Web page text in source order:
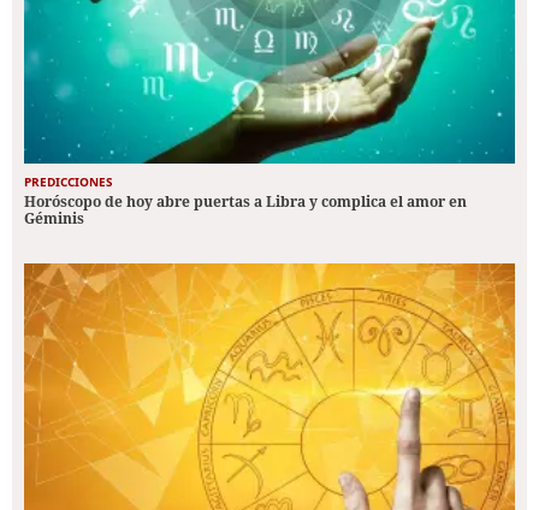
PREDICCIONES
Horóscopo de hoy abre puertas a Libra y complica el amor en
Géminis